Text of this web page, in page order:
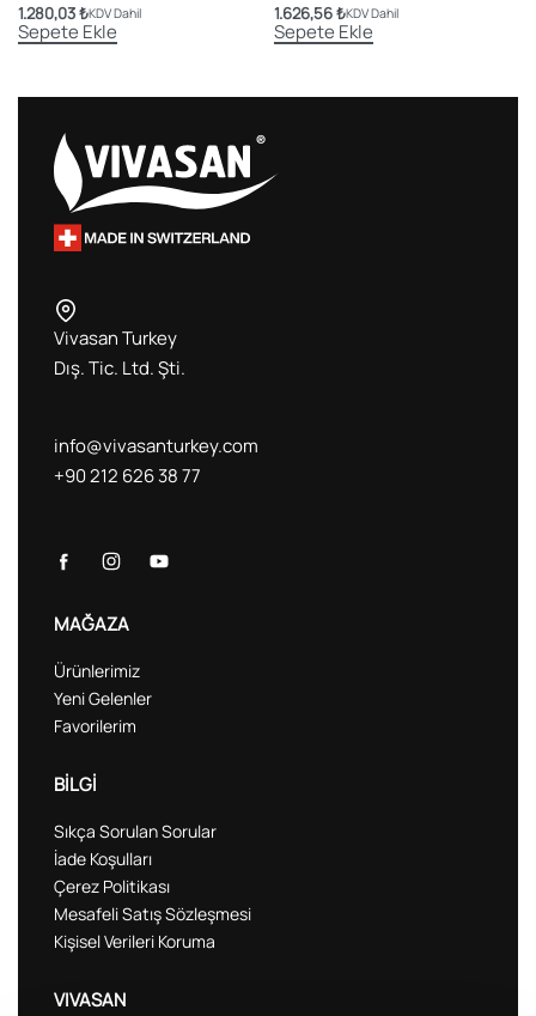
1.280,03₺KDV Dahil
Sepete Ekle
1.626,56₺KDV Dahil
Sepete Ekle
Vivasan Turkey
Dış. Tic. Ltd. Şti.
info@vivasanturkey.com
+90 212 626 38 77
MAĞAZA
Ürünlerimiz
Yeni Gelenler
Favorilerim
BİLGİ
Sıkça Sorulan Sorular
İade Koşulları
Çerez Politikası
Mesafeli Satış Sözleşmesi
Kişisel Verileri Koruma
VIVASAN